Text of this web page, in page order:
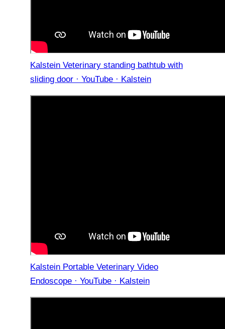
Kalstein Veterinary standing bathtub with
sliding door · YouTube · Kalstein
Kalstein Portable Veterinary Video
Endoscope · YouTube · Kalstein